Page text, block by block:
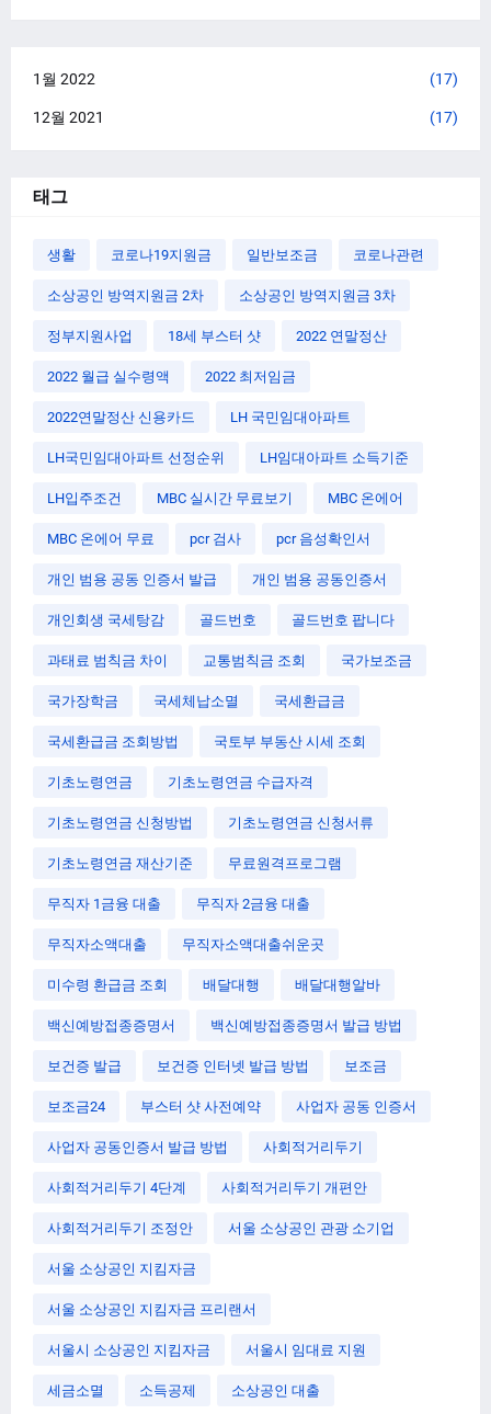
1월 2022 (17)
12월 2021 (17)
태그
생활 코로나19지원금 일반보조금 코로나관련
소상공인 방역지원금 2차 소상공인 방역지원금 3차
정부지원사업 18세 부스터 샷 2022 연말정산
2022 월급 실수령액 2022 최저임금
2022연말정산 신용카드 LH 국민임대아파트
LH국민임대아파트 선정순위 LH임대아파트 소득기준
LH입주조건 MBC 실시간 무료보기 MBC 온에어
MBC 온에어 무료 pcr 검사 pcr 음성확인서
개인 범용 공동 인증서 발급 개인 범용 공동인증서
개인회생 국세탕감 골드번호 골드번호 팝니다
과태료 범칙금 차이 교통범칙금 조회 국가보조금
국가장학금 국세체납소멸 국세환급금
국세환급금 조회방법 국토부 부동산 시세 조회
기초노령연금 기초노령연금 수급자격
기초노령연금 신청방법 기초노령연금 신청서류
기초노령연금 재산기준 무료원격프로그램
무직자 1금융 대출 무직자 2금융 대출
무직자소액대출 무직자소액대출쉬운곳
미수령 환급금 조회 배달대행 배달대행알바
백신예방접종증명서 백신예방접종증명서 발급 방법
보건증 발급 보건증 인터넷 발급 방법 보조금
보조금24 부스터 샷 사전예약 사업자 공동 인증서
사업자 공동인증서 발급 방법 사회적거리두기
사회적거리두기 4단계 사회적거리두기 개편안
사회적거리두기 조정안 서울 소상공인 관광 소기업
서울 소상공인 지킴자금
서울 소상공인 지킴자금 프리랜서
서울시 소상공인 지킴자금 서울시 임대료 지원
세금소멸 소득공제 소상공인 대출